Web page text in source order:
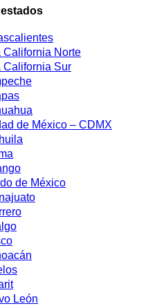
California Norte
California Sur
de México – CDMX
de México
León